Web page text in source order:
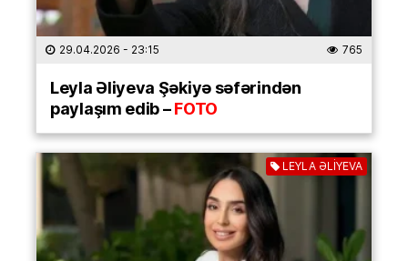
29.04.2026 - 23:15 765
Leyla Əliyeva Şəkiyə səfərindən
paylaşım edib –FOTO
LEYLA ƏLİYEVA